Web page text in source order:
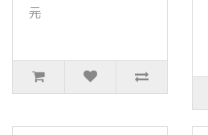
元